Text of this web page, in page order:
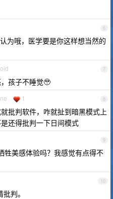
6
为哦，医学要是你这样想当然的
7
孩子不睡觉🥹
8
1
批判软件，咋就扯到暗黑模式上
还得批判一下日间模式
9
牲美感体验吗？我感觉有点得不
10
判。